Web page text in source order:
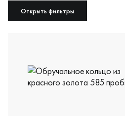
Открыть фильтры